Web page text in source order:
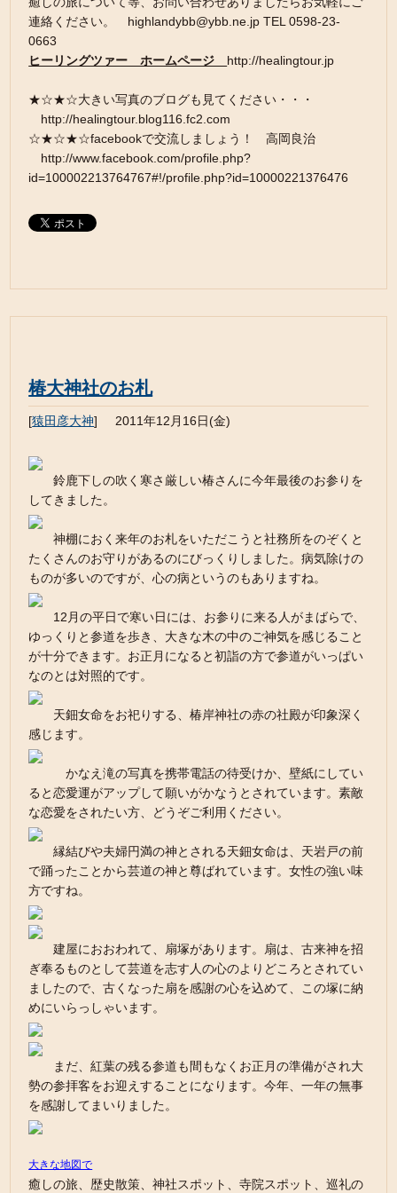
連絡ください。 highlandybb@ybb.ne.jp TEL 0598-23-
0663
ヒーリングツァー ホームページ http://healingtour.jp
★☆★☆大きい写真のブログも見てください・・・
http://healingtour.blog116.fc2.com
☆★☆★☆facebookで交流しましょう！ 高岡良治
http://www.facebook.com/profile.php?
id=100002213764767#!/profile.php?id=10000221376476
椿大神社のお札
[猿田彦大神] 2011年12月16日(金)
鈴鹿下しの吹く寒さ厳しい椿さんに今年最後のお参りを
してきました。
神棚におく来年のお札をいただこうと社務所をのぞくと
たくさんのお守りがあるのにびっくりしました。病気除けの
ものが多いのですが、心の病というのもありますね。
12月の平日で寒い日には、お参りに来る人がまばらで、
ゆっくりと参道を歩き、大きな木の中のご神気を感じること
が十分できます。お正月になると初詣の方で参道がいっぱい
なのとは対照的です。
天鈿女命をお祀りする、椿岸神社の赤の社殿が印象深く
感じます。
かなえ滝の写真を携帯電話の待受けか、壁紙にしてい
ると恋愛運がアップして願いがかなうとされています。素敵
な恋愛をされたい方、どうぞご利用ください。
縁結びや夫婦円満の神とされる天鈿女命は、天岩戸の前
で踊ったことから芸道の神と尊ばれています。女性の強い味
方ですね。
建屋におおわれて、扇塚があります。扇は、古来神を招
ぎ奉るものとして芸道を志す人の心のよりどころとされてい
ましたので、古くなった扇を感謝の心を込めて、この塚に納
めにいらっしゃいます。
まだ、紅葉の残る参道も間もなくお正月の準備がされ大
勢の参拝客をお迎えすることになります。今年、一年の無事
を感謝してまいりました。
大きな地図で
癒しの旅、歴史散策、神社スポット、寺院スポット、巡礼の